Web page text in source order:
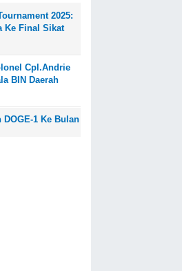
2025:
Ke Final Sikat
Cpl.Andrie
BIN Daerah
1 Ke Bulan